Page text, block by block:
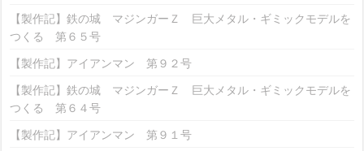
【製作記】鉄の城 マジンガーＺ 巨大メタル・ギミックモデルを
つくる 第６５号
【製作記】アイアンマン 第９２号
【製作記】鉄の城 マジンガーＺ 巨大メタル・ギミックモデルを
つくる 第６４号
【製作記】アイアンマン 第９１号